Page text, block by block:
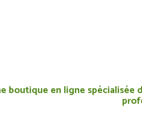
boutique en ligne